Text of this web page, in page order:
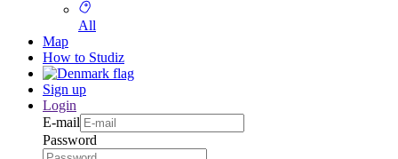
All
Map
How to Studiz
Sign up
Login
E-mail
Password